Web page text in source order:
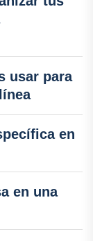
usar para
en
en una